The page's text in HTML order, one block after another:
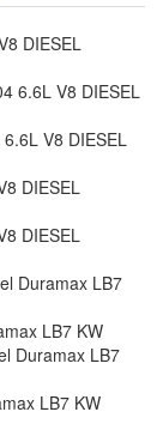
DIESEL
6.6L V8 DIESEL
V8 DIESEL
DIESEL
DIESEL
Duramax LB7
LB7 KW
Duramax LB7
LB7 KW